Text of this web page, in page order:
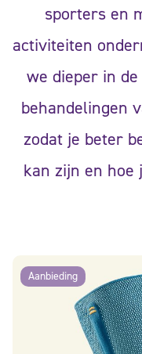
sporters en
activiteiten
we dieper in
behandelingen
zodat je beter
kan zijn en
Aanbieding